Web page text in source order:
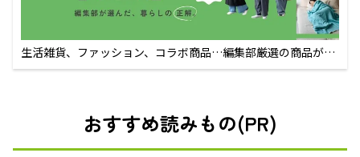
生活雑貨、ファッション、コラボ商品…編集部厳選の商品が買
えるECサイト
おすすめ読みもの(PR)